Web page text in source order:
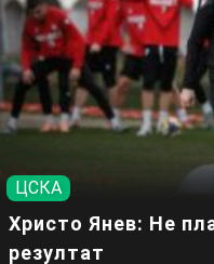
ЦСКА
Христо Янев: Не
резултат